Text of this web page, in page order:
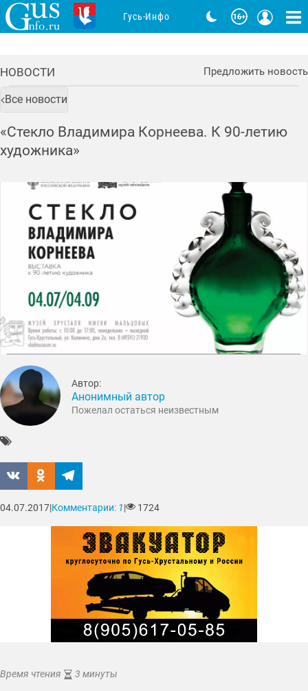
НОВОСТИ Предложить новость
Все новости
«Стекло Владимира Корнеева. К 90-летию
художника»
Время чтения 3 минуты
Автор:
Анонимный автор
Пожелал остаться неизвестным
04.07.2017|Комментарии: 1| 1724
Гусь-Инфо